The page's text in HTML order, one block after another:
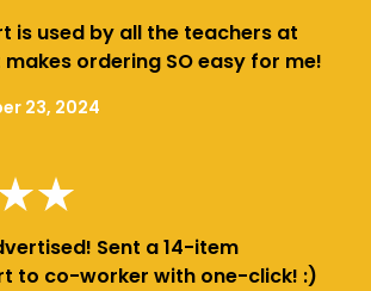
is used by all the teachers at
ordering SO easy for me!
23, 2024
Sent a 14-item
to co-worker with one-click! :)